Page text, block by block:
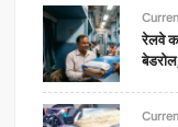
रेलवे